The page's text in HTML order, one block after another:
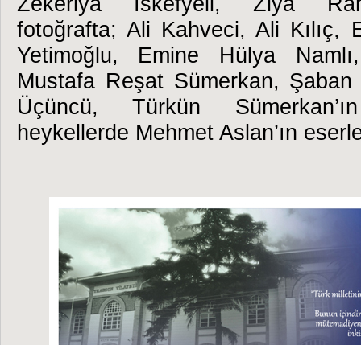
fotoğrafta; Ali Kahveci, Ali Kılıç,
Yetimoğlu, Emine Hülya
Mustafa Reşat Sümerkan,
Üçüncü, Türkün
heykellerde Mehmet Aslan’ın